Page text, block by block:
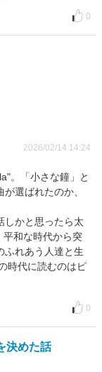
0
2026/02/14 14:24
。「小さな鐘」と
選ばれたのか、
しかと思ったら太
和な時代から突
ふれあう人達と生
時代に読むのはピ
0
決めた話